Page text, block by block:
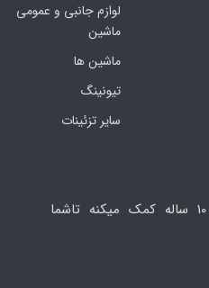
لوازم جانبی و عمومی
ماشین
ماشین ها
تیونینگ
سایر تزئینات
مجموعه مهدی اسپرت باسابقه 10 ساله کمک میکنه تاشما